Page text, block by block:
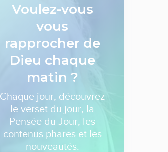
Voulez-vous
vous
rapprocher de
Dieu chaque
matin ?
Chaque jour, découvrez
le verset du jour, la
Pensée du Jour, les
contenus phares et les
nouveautés.